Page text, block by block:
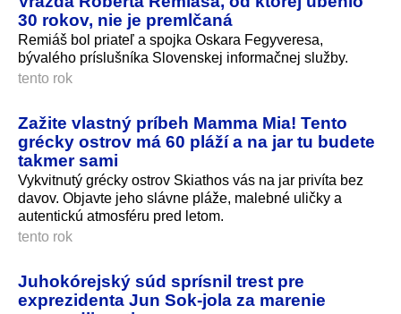
30 rokov, nie je premlčaná
Remiáš bol priateľ a spojka Oskara Fegyveresa,
bývalého príslušníka Slovenskej informačnej služby.
tento rok
Zažite vlastný príbeh Mamma Mia! Tento
grécky ostrov má 60 pláží a na jar tu budete
takmer sami
Vykvitnutý grécky ostrov Skiathos vás na jar privíta bez
davov. Objavte jeho slávne pláže, malebné uličky a
autentickú atmosféru pred letom.
tento rok
Juhokórejský súd sprísnil trest pre
exprezidenta Jun Sok-jola za marenie